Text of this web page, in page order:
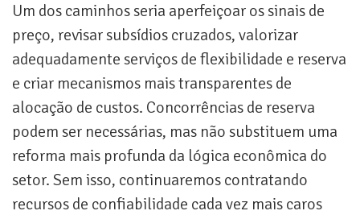
Um dos caminhos seria aperfeiçoar os sinais de
preço, revisar subsídios cruzados, valorizar
adequadamente serviços de flexibilidade e reserva
e criar mecanismos mais transparentes de
alocação de custos. Concorrências de reserva
podem ser necessárias, mas não substituem uma
reforma mais profunda da lógica econômica do
setor. Sem isso, continuaremos contratando
recursos de confiabilidade cada vez mais caros